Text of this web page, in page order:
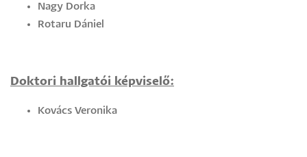
Nagy Dorka
Rotaru Dániel
Doktori hallgatói képviselő:
Kovács Veronika